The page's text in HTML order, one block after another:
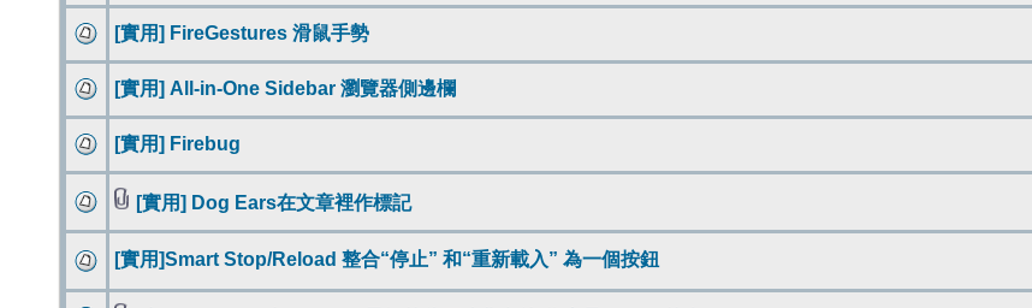
[實用] FireGestures 滑鼠手勢
[實用] All-in-One Sidebar 瀏覽器側邊欄
[實用] Firebug
[實用] Dog Ears在文章裡作標記
[實用]Smart Stop/Reload 整合“停止” 和“重新載入” 為一個按鈕